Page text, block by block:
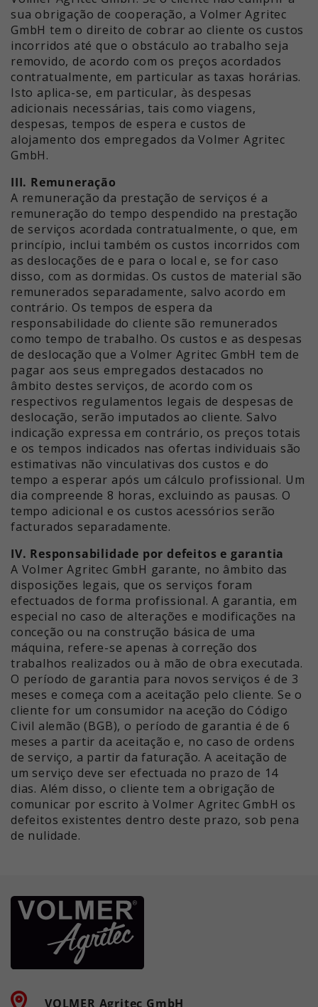
sua obrigação de cooperação, a Volmer Agritec
GmbH tem o direito de cobrar ao cliente os custos
incorridos até que o obstáculo ao trabalho seja
removido, de acordo com os preços acordados
contratualmente, em particular as taxas horárias.
Isto aplica-se, em particular, às despesas
adicionais necessárias, tais como viagens,
despesas, tempos de espera e custos de
alojamento dos empregados da Volmer Agritec
GmbH.
III. Remuneração
A remuneração da prestação de serviços é a
remuneração do tempo despendido na prestação
de serviços acordada contratualmente, o que, em
princípio, inclui também os custos incorridos com
as deslocações de e para o local e, se for caso
disso, com as dormidas. Os custos de material são
remunerados separadamente, salvo acordo em
contrário. Os tempos de espera da
responsabilidade do cliente são remunerados
como tempo de trabalho. Os custos e as despesas
de deslocação que a Volmer Agritec GmbH tem de
pagar aos seus empregados destacados no
âmbito destes serviços, de acordo com os
respectivos regulamentos legais de despesas de
deslocação, serão imputados ao cliente. Salvo
indicação expressa em contrário, os preços totais
e os tempos indicados nas ofertas individuais são
estimativas não vinculativas dos custos e do
tempo a esperar após um cálculo profissional. Um
dia compreende 8 horas, excluindo as pausas. O
tempo adicional e os custos acessórios serão
facturados separadamente.
IV. Responsabilidade por defeitos e garantia
A Volmer Agritec GmbH garante, no âmbito das
disposições legais, que os serviços foram
efectuados de forma profissional. A garantia, em
especial no caso de alterações e modificações na
conceção ou na construção básica de uma
máquina, refere-se apenas à correção dos
trabalhos realizados ou à mão de obra executada.
O período de garantia para novos serviços é de 3
meses e começa com a aceitação pelo cliente. Se o
cliente for um consumidor na aceção do Código
Civil alemão (BGB), o período de garantia é de 6
meses a partir da aceitação e, no caso de ordens
de serviço, a partir da faturação. A aceitação de
um serviço deve ser efectuada no prazo de 14
dias. Além disso, o cliente tem a obrigação de
comunicar por escrito à Volmer Agritec GmbH os
defeitos existentes dentro deste prazo, sob pena
de nulidade.
VOLMER Agritec GmbH